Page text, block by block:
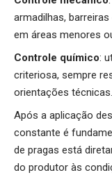
armadilhas,
em áreas menores
Controle químico:
criteriosa, sempre
orientações técnicas.
Após a aplicação
constante é
de pragas está
do produtor às